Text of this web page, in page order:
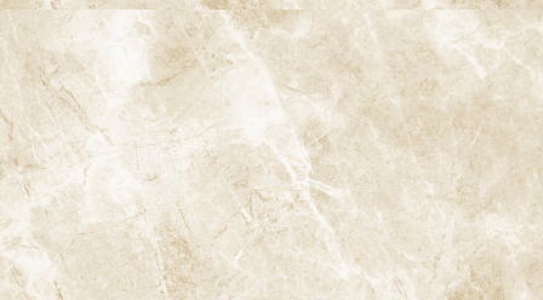
なケアが長期的な歯の健康維持に寄与することが確認されていま
す。
3. 日本と欧米の予防意識の違い
日本と欧米では、歯科治療に対する考え方が大きく異なります。
特に予防に対する意識に違いがあり、欧米では子どものころから
定期的に歯科医院を訪れる習慣が広く浸透しています。